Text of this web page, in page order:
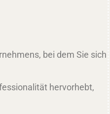
bei dem Sie sich
hervorhebt,